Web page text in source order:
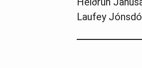
Laufey